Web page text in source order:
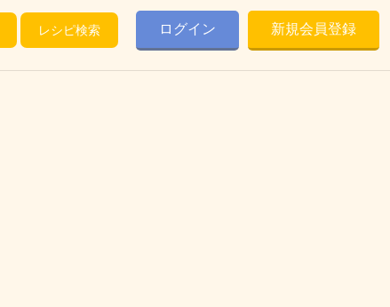
レシピ検索 ログイン 新規会員登録